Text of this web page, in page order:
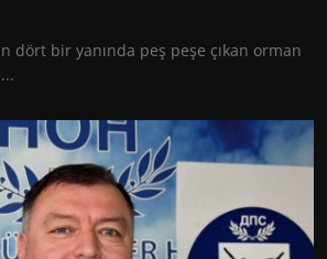
dört bir yanında peş peşe çıkan orman